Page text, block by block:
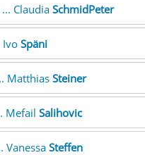
ClaudiaSchmidPeter
Späni
Matthias Steiner
Mefail Salihovic
Vanessa Steffen